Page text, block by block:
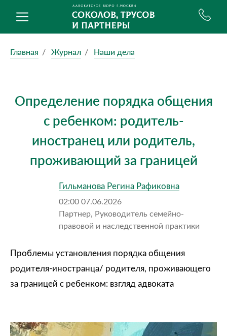
Главная Журнал Наши дела
Определение порядка общения
с ребенком: родитель-
иностранец или родитель,
проживающий за границей
Гильманова Регина Рафиковна
02:00 07.06.2026
Партнер, Руководитель семейно-
правовой и наследственной практики
Проблемы установления порядка общения
родителя-иностранца/ родителя, проживающего
за границей с ребенком: взгляд адвоката